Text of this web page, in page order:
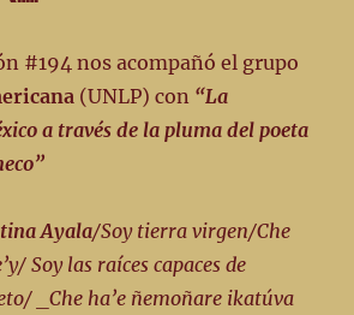
#194 nos acompañó el grupo
(UNLP) con “La
a través de la pluma del poeta
Ayala/Soy tierra virgen/Che
Soy las raíces capaces de
_Che ha’e ñemoñare ikatúva